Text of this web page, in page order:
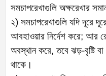
সমচাপরেখাগুলি অক্ষরেখার
২) সমচাপরেখাগুলি যদি দূরে
আবহাওয়ার নির্দেশ করে; আর
অবস্থান করে, তবে ঝড়-বৃষ্টি
থাকে।